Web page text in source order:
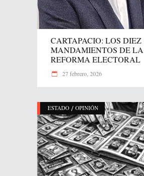
CARTAPACIO: LOS DIEZ
MANDAMIENTOS DE LA
REFORMA ELECTORAL
27 febrero, 2026
ESTADO / OPINIÓN